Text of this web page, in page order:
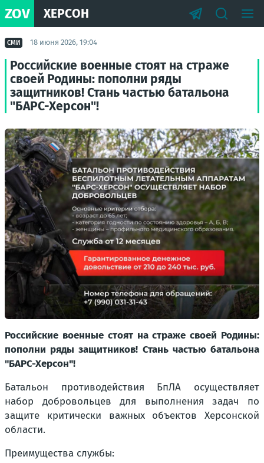
ZOV ХЕРСОН
СМИ 18 июня 2026, 19:04
Российские военные стоят на страже
своей Родины: пополни ряды
защитников! Стань частью батальона
"БАРС-Херсон"!
Российские военные стоят на страже своей Родины:
пополни ряды защитников! Стань частью батальона
"БАРС-Херсон"!
Батальон противодействия БпЛА осуществляет
набор добровольцев для выполнения задач по
защите критически важных объектов Херсонской
области.
Преимущества службы: